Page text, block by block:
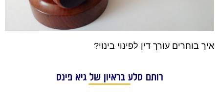
איך בוחרים עורך דין לפינוי בינוי?
רותם סלע בראיון של גיא פינס